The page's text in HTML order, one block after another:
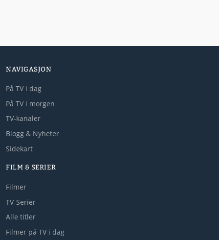
NAVIGASJON
På TV i dag
På TV i morgen
TV-kanaler
Blogg & Nyheter
Sidekart
FILM & SERIER
Filmer
TV-Serier
Alle titler
Filmer på TV i dag